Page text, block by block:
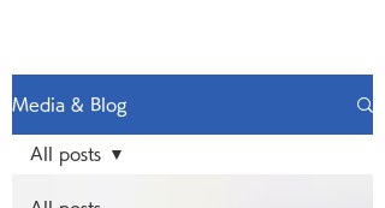
Media & Blog
All posts